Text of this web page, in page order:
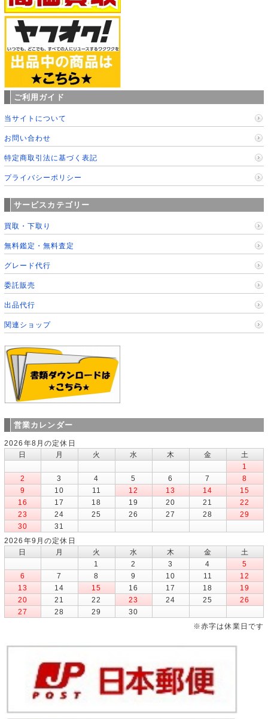
ご利用ガイド
当サイトについて
お問い合わせ
特定商取引法に基づく表記
プライバシーポリシー
サービスカテゴリー
買取・下取り
無料鑑定・無料査定
グレード代行
委託販売
出品代行
関連ショップ
営業カレンダー
2026年8月の定休日
日
月 火 水 木 金
土
1
2
3 4 5 6 7
8
9
10 11 12 13 14
15
16
17 18 19 20 21
22
23
24 25 26 27 28
29
30
31
2026年9月の定休日
日
月 火 水 木 金
土
1
2 3 4
5
6
7 8 9 10 11
12
13
14 15 16 17 18
19
20
21 22 23 24 25
26
27
28 29
30
※赤字は休業日です